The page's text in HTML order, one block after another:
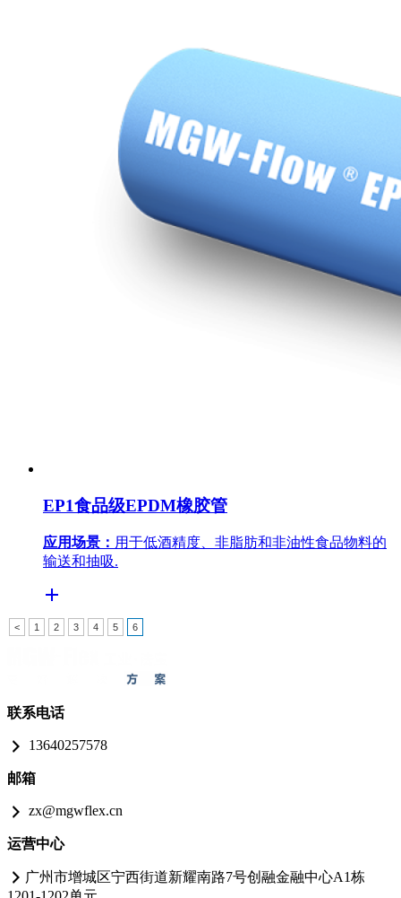
EP1食品级EPDM橡胶管
应用场景： 用于低酒精度、非脂肪和非油性食品物料的
输送和抽吸.
< 1 2 3 4 5 6
联系电话
13640257578
邮箱
zx@mgwflex.cn
运营中心
广州市增城区宁西街道新耀南路7号创融金融中心A1栋